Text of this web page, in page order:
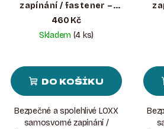
zapínání / fastener –
kompletní set (do 4,8
mm) Poniklovaná mosaz
460 Kč
Skladem (4 ks)
DO KOŠÍKU
Bezpečné a spolehlivé LOXX
samosvorné zapínání /